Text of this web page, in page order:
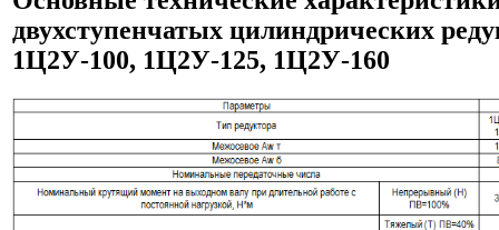
двухступенчатых цилиндрических
1Ц2У-100, 1Ц2У-125, 1Ц2У-160